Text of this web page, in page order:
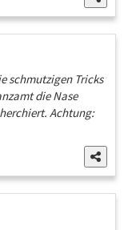
schmutzigen Tricks
die Nase
Achtung: